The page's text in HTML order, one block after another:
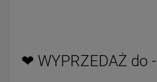
❤ WYPRZEDAŻ do